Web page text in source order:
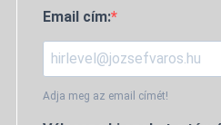
Email cím:
Adja meg az email címét!